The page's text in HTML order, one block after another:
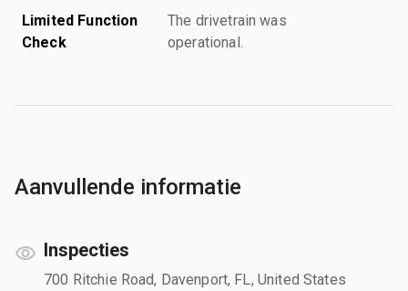
Limited Function
Check
The drivetrain was
operational.
Aanvullende informatie
Inspecties
700 Ritchie Road, Davenport, FL, United States